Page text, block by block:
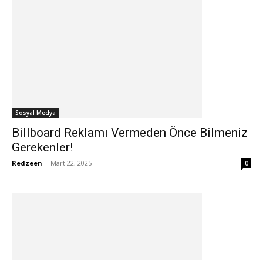
Sosyal Medya
Billboard Reklamı Vermeden Önce Bilmeniz
Gerekenler!
Redzeen - Mart 22, 2025 0